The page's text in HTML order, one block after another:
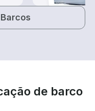
de barco